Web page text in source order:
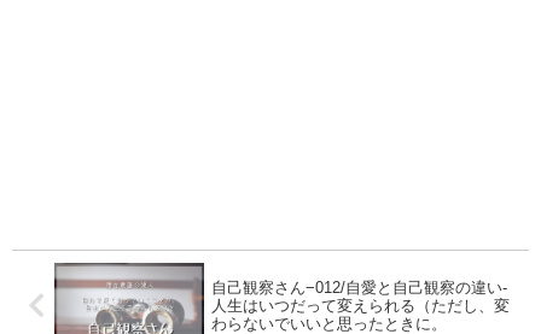
自己観察さん−012/自愛と自己観察の違い-
人生はいつだって変えられる（ただし、変
わらないでいいと思ったときに。